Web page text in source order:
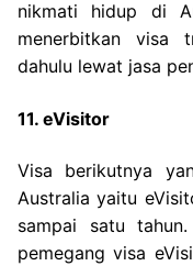
nikmati hidup di
menerbitkan visa
dahulu lewat jasa
11. eVisitor
Visa berikutnya
Australia yaitu
sampai satu
pemegang visa